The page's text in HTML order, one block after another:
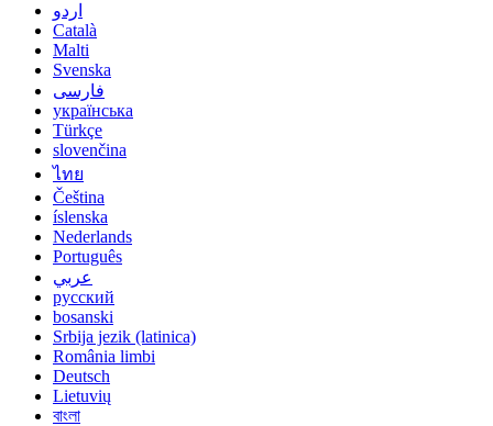
اردو
Català
Malti
Svenska
فارسی
українська
Türkçe
slovenčina
ไทย
Čeština
íslenska
Nederlands
Português
عربي
русский
bosanski
Srbija jezik (latinica)
România limbi
Deutsch
Lietuvių
বাংলা